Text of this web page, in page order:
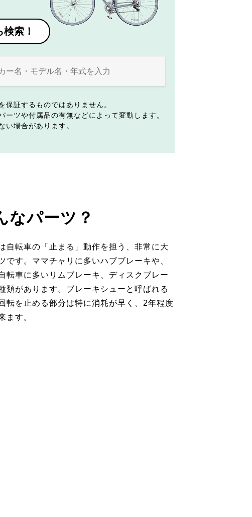
索！
証するものではありません。
ツや付属品の有無などによって変動します。
い場合があります。
なパーツ？
自転車の「止まる」動作を担う、非常に大
です。ママチャリに多いハブブレーキや、
転車に多いリムブレーキ、ディスクブレー
類があります。ブレーキシューと呼ばれる
転を止める部分は特に消耗が早く、2年程度
ます。